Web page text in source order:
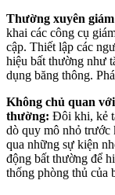
Thường xuyên
khai các công cụ
cập. Thiết lập các
hiệu bất thường như
dụng băng thông.
Không chủ quan
thường: Đôi khi, kẻ
dò quy mô nhỏ trước
qua những sự kiện
động bất thường để
thống phòng thủ của